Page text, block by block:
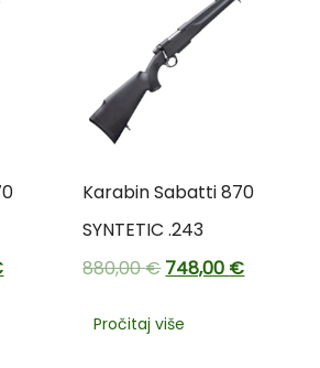
Karabin Sabatti 870
SYNTETIC .243
880,00€748,00 €
Pročitaj više